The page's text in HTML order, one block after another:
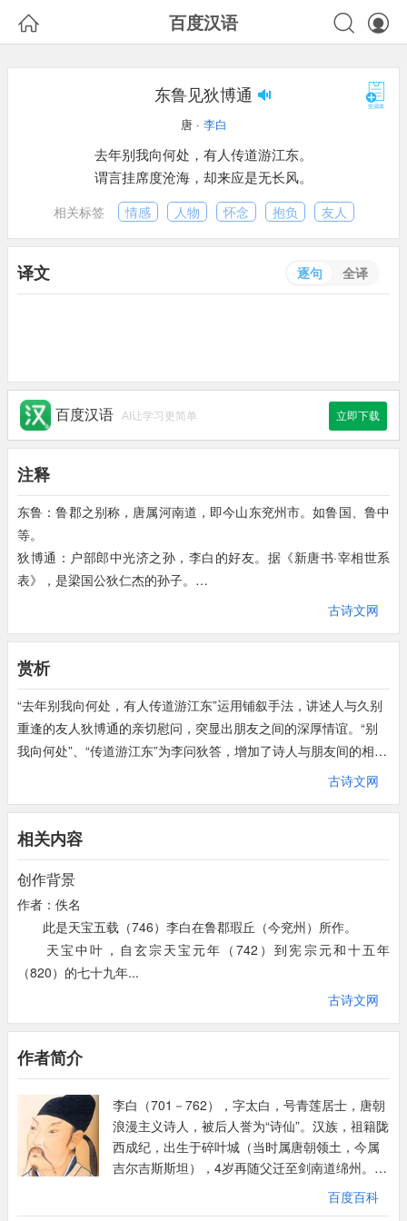
 百度汉语 

东鲁见狄博通
唐 · 李白
去年别我向何处，有人传道游江东。
谓言挂席度沧海，却来应是无长风。
相关标签 情感 人物 怀念 抱负 友人
译文 逐句 全译
百度汉语 AI让学习更简单 立即下载
注释
东鲁：鲁郡之别称，唐属河南道，即今山东兖州市。如鲁国、鲁中
等。
狄博通：户部郎中光济之孙，李白的好友。据《新唐书·宰相世系
表》，是梁国公狄仁杰的孙子。
江东：长江流至芜湖，呈南北走向，江以东为辽东，即今安徽、江
挂席：挂风帆。
沧海：此指东海。
却来：返回之意。
“谓言”：这两句意为：本说渡海，而今返回，当是无长风之故。
古诗文网
赏析
“去年别我向何处，有人传道游江东”运用铺叙手法，讲述人与久别
重逢的友人狄博通的亲切慰问，突显出朋友之间的深厚情谊。“别
我向何处”、“传道游江东”为李问狄答，增加了诗人与朋友间的相思
离别之苦。诗词新颖别致、平淡无奇，又给人以信增亲切之感，似
“谓言挂席度沧海，却来应是无长风”紧扣上文，拉近朋友之间的距
离，字里间处处充溢着诗人对友人狄博通的关爱之情，嘘寒问暖，
无微不至，抒写了诗人对友人狄博通的深切怀念和重逢的喜悦之
情。“度沧海”能表达李白凌云之志，“长风”，则形容在大浪袭来时
的情景，飘逸洒脱，无拘无束，豪情万丈。诗人运用“长风破浪”的
意象来表达自己高远的志向，这恰恰是突显出诗人所追求的人生气
质。比如：“长风万里送秋雁，对此可以酣高楼”（《宣州谢朓楼饯
别校书叔云》）；“长风破浪会有时，直挂云帆济沧海”（《行路
全诗四句二十八字，廖廖数句就刻画出诗人与久别重逢友人狄博通
的深厚友情，深深地印在了读者的心上，足见李白清新脱俗的诗
风。此诗语言通俗易懂、言简意赅、信口成章，借用“挂
席”、“度”、“沧海”、“长风”等有巨大气势的事物和表现大起大落的
动词，使得诗意具有飞扬跋扈、不可一世的气势，生动诙谐地描写
了友人狄博通“挂席度沧海”、“游江东”的形象，亦似是喻已，侧面
衬托出诗人不满足于“孤臣孽子”的现状，向往着“直挂云帆济沧
海”的凌云壮志、冲天豪情，表达了诗人刚正不阿的高尚品格，想
再次摆脱了歧路彷徨的苦闷，唱出了充满信心与展望的强音。
古诗文网
相关内容
创作背景
作者：佚名
此是天宝五载（746）李白在鲁郡瑕丘（今兖州）所作。
天宝中叶，自玄宗天宝元年（742）到宪宗元和十五年
（820）的七十九年...
古诗文网
作者简介
李白（701－762），字太白，号青莲居士，唐朝
浪漫主义诗人，被后人誉为“诗仙”。汉族，祖籍陇
西成纪，出生于碎叶城（当时属唐朝领土，今属
吉尔吉斯斯坦），4岁再随父迁至剑南道绵州。李
白存世诗文千余篇，有《李太白集》传世。762年
病逝，享年61岁。其墓在今安徽当涂，四川江
百度百科